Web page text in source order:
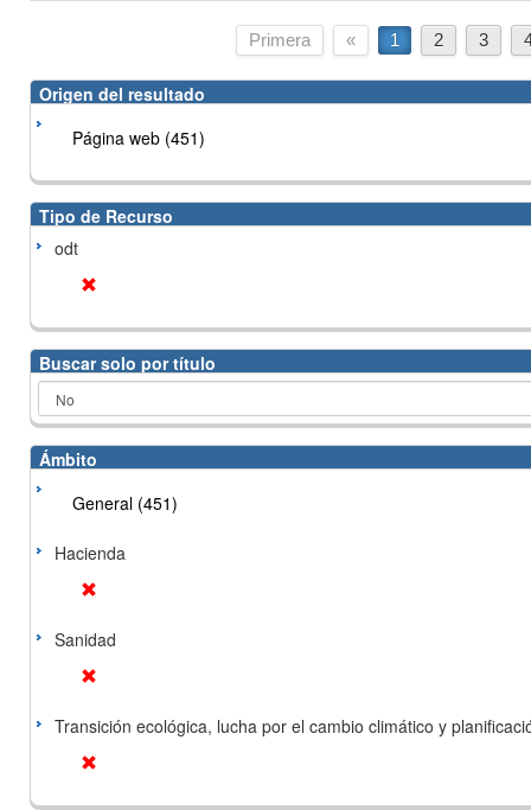
Primera « 1 2 3
Origen del resultado
Página web (451)
Tipo de Recurso
odt
Buscar solo por título
Ámbito
General (451)
Hacienda
Sanidad
Transición ecológica, lucha por el cambio climático y